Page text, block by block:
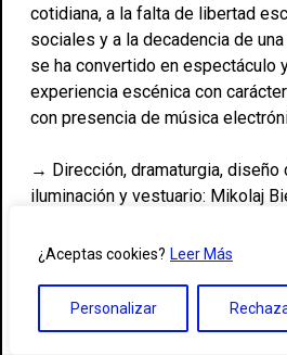
¿Aceptas cookies? Leer Más
Personalizar
cotidiana, a la falta de libertad
sociales y a la decadencia de
se ha convertido en espectáculo
experiencia escénica con
con presencia de música
→ Dirección, dramaturgia, diseño
iluminación y vestuario: Mikolaj
Witkiewicz
→ Composición musical: ErRor
→ Diseño del cartel y programa: